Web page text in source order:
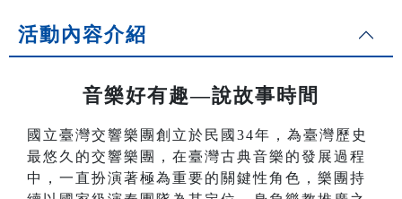
活動內容介紹
音樂好有趣—說故事時間
國立臺灣交響樂團創立於民國34年，為臺灣歷史
最悠久的交響樂團，在臺灣古典音樂的發展過程
中，一直扮演著極為重要的關鍵性角色，樂團持